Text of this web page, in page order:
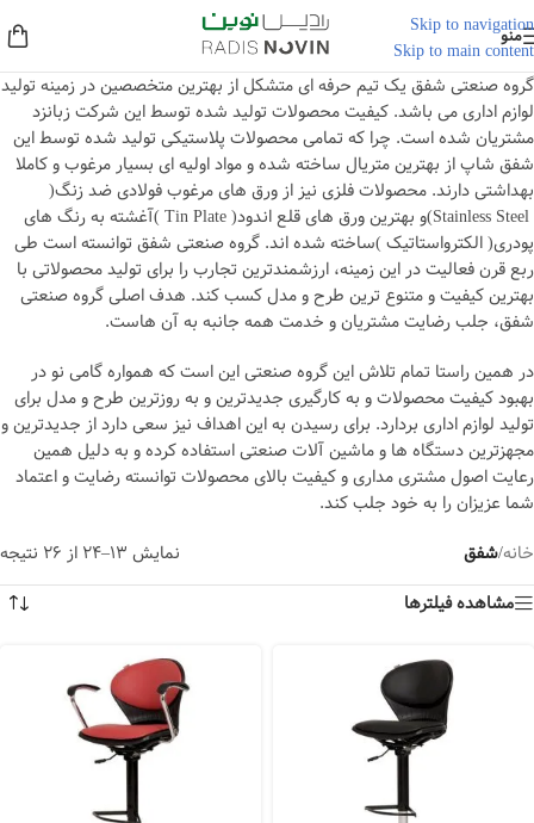
Skip to navigation
Skip to main content
منو
گروه صنعتی شفق یک تیم حرفه ای متشکل از بهترین متخصصین در زمینه تولید
لوازم اداری می ­باشد. کیفیت محصولات تولید شده توسط این شرکت زبانزد
مشتریان شده است. چرا که تمامی محصولات پلاستیکی تولید شده توسط این
شفق شاپ از بهترین متریال ساخته شده و مواد اولیه ای بسیار مرغوب و کاملا
بهداشتی دارند. محصولات فلزی نیز از ورق­ های مرغوب فولادی ضد زنگ(
Stainless Steel)و بهترین ورق ­های قلع اندود( Tin Plate )آغشته به رنگ­ های
پودری( الکترواستاتیک )ساخته شده ­اند. گروه صنعتی شفق توانسته است طی
ربع قرن فعالیت در این زمینه، ارزشمندترین تجارب را برای تولید محصولاتی با
بهترین کیفیت و متنوع­ ترین طرح و مدل کسب کند. هدف اصلی گروه صنعتی
شفق، جلب رضایت مشتریان و خدمت همه جانبه به آن ­هاست.
در همین راستا تمام تلاش این گروه صنعتی این است که همواره گامی نو در
بهبود کیفیت محصولات و به ­کارگیری جدیدترین و به ­روزترین طرح و مدل برای
تولید لوازم اداری بردارد. برای رسیدن به این اهداف نیز سعی دارد از جدیدترین و
مجهزترین دستگاه­ ها و ماشین ­آلات صنعتی استفاده کرده و به­ دلیل همین
رعایت اصول مشتری مداری و کیفیت بالای محصولات توانسته رضایت و اعتماد
شما عزیزان را به­ خود جلب کند.
خانه/شفق
نمایش 13–24 از 26 نتیجه
مشاهده فیلترها